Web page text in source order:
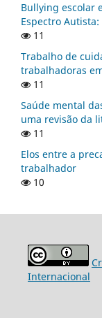
Bullying escolar
Espectro
11
Trabalho de
trabalhadoras
11
Saúde mental
uma revisão da
11
Elos entre a
trabalhador
10
Internacional